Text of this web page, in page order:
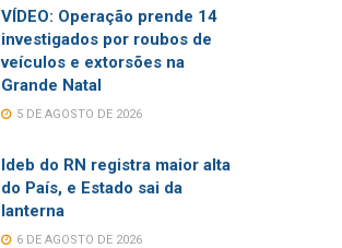
VÍDEO: Operação prende 14
investigados por roubos de
veículos e extorsões na
Grande Natal
5 DE AGOSTO DE 2026
Ideb do RN registra maior alta
do País, e Estado sai da
lanterna
6 DE AGOSTO DE 2026